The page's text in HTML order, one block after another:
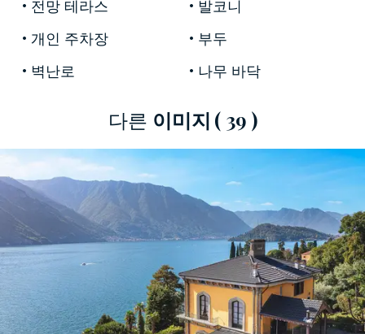
입구에서부터 에 걸쳐 펼쳐진
푸르른 공원을 감상
할 수 있습니다. 그곳에서 동
백, 진달래, 진달래, 감귤류, 키 큰 야자나무, 코르크
참나무를 포함한 다양한 나무와 식물이 탁 트인
테라스와 낭만적인 길 사이에 자리잡고 있습니다.
길을 잃고 호수가 제공하는 항상 다른 수많은 전
망을 감상할 수 있는 곳입니다.
이 고급 빌라의 총 내부 표면적은930mq를 차지
하며 메인 빌라와 편안한 별관으로 구성되어 있습
니다. 메인 빌라는 4층으로 구성되어 있으며, 면적
은 700mq이 며, 주출입구에 로맨틱한 베란다가 있
는 것이 특징입니다. 고대 중국 비단에 그려진 이
전망 테라스
발코니
개인 주차장
부두
벽난로
나무 바닥
다른 이미지 ( 39 )